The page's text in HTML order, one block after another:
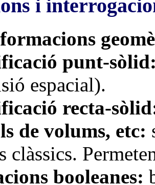
i
punt-
espacial).
recta-
de volums, etc:
clàssics.
booleanes: